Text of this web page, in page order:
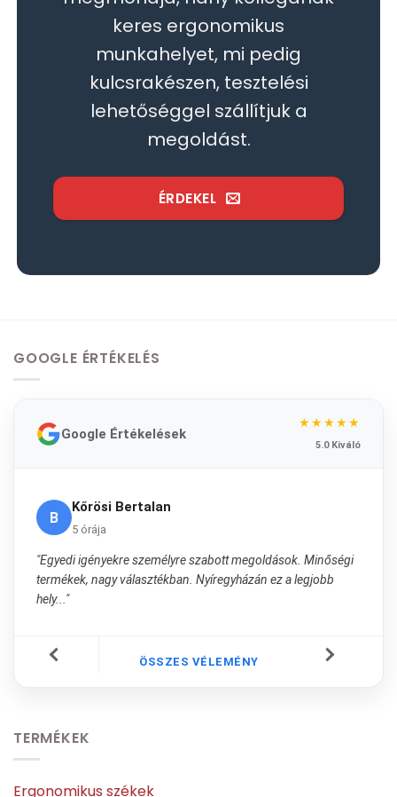
keres ergonomikus
munkahelyet, mi pedig
kulcsrakészen, tesztelési
lehetőséggel szállítjuk a
megoldást.
ÉRDEKEL
GOOGLE ÉRTÉKELÉS
Google Értékelések
★★★★★
5.0 Kiváló
B
Kőrösi Bertalan
5 órája
"Egyedi igényekre személyre szabott megoldások. Minőségi
termékek, nagy választékban. Nyíregyházán ez a legjobb
hely..."
ÖSSZES VÉLEMÉNY
TERMÉKEK
Ergonomikus székek